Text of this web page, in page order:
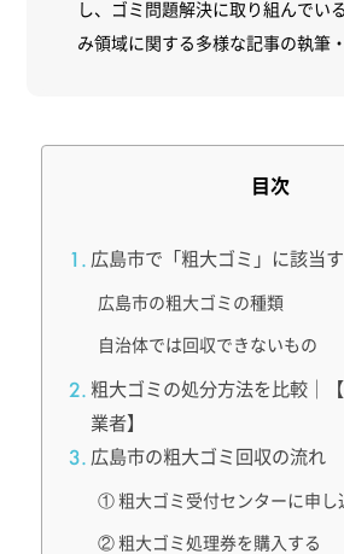
し、ゴミ問題解決に取り組んでい
み領域に関する多様な記事の執筆
目次
広島市で「粗大ゴミ」に該当
広島市の粗大ゴミの種類
自治体では回収できないもの
粗大ゴミの処分方法を比較｜
業者】
広島市の粗大ゴミ回収の流れ
① 粗大ゴミ受付センターに申し
② 粗大ゴミ処理券を購入する